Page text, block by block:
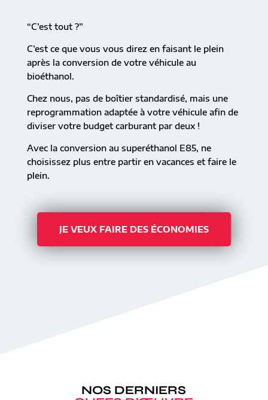
“C’est tout ?”
C’est ce que vous vous direz en faisant le plein
après la conversion de votre véhicule au
bioéthanol.
Chez nous, pas de boîtier standardisé, mais une
reprogrammation adaptée à votre véhicule afin de
diviser votre budget carburant par deux !
Avec la conversion au superéthanol E85, ne
choisissez plus entre partir en vacances et faire le
plein.
JE VEUX FAIRE DES ÉCONOMIES
NOS DERNIERS